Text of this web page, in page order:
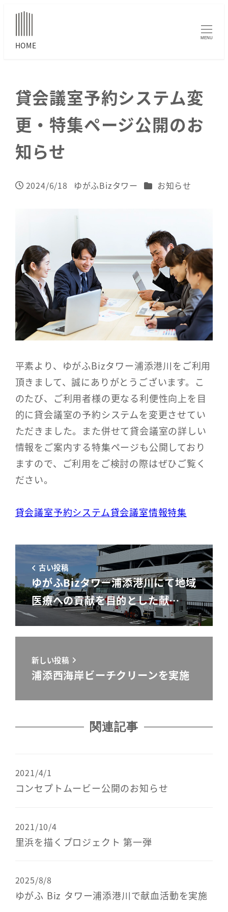
MENU
貸会議室予約システム変
更・特集ページ公開のお
知らせ
投稿日
2024/6/18
著
ゆがふBizタワー カテゴリー
お知らせ
平素より、ゆがふBizタワー浦添港川をご利用
頂きまして、誠にありがとうございます。こ
のたび、ご利用者様の更なる利便性向上を目
的に貸会議室の予約システムを変更させてい
ただきました。また併せて貸会議室の詳しい
情報をご案内する特集ページも公開しており
ますので、ご利用をご検討の際はぜひご覧く
ださい。
貸会議室予約システム貸会議室情報特集
古い投稿
ゆがふBizタワー浦添港川にて地域
医療への貢献を目的とした献…
新しい投稿
浦添西海岸ビーチクリーンを実施
関連記事
コンセプトムービー公開のお知らせ
2021/4/1
里浜を描くプロジェクト 第一弾
2021/10/4
ゆがふ Biz タワー浦添港川で献血活動を実施
2025/8/8